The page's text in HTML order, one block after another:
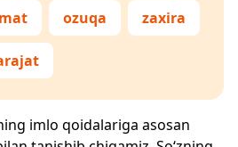
ozuqa zaxira
imlo qoidalariga asosan